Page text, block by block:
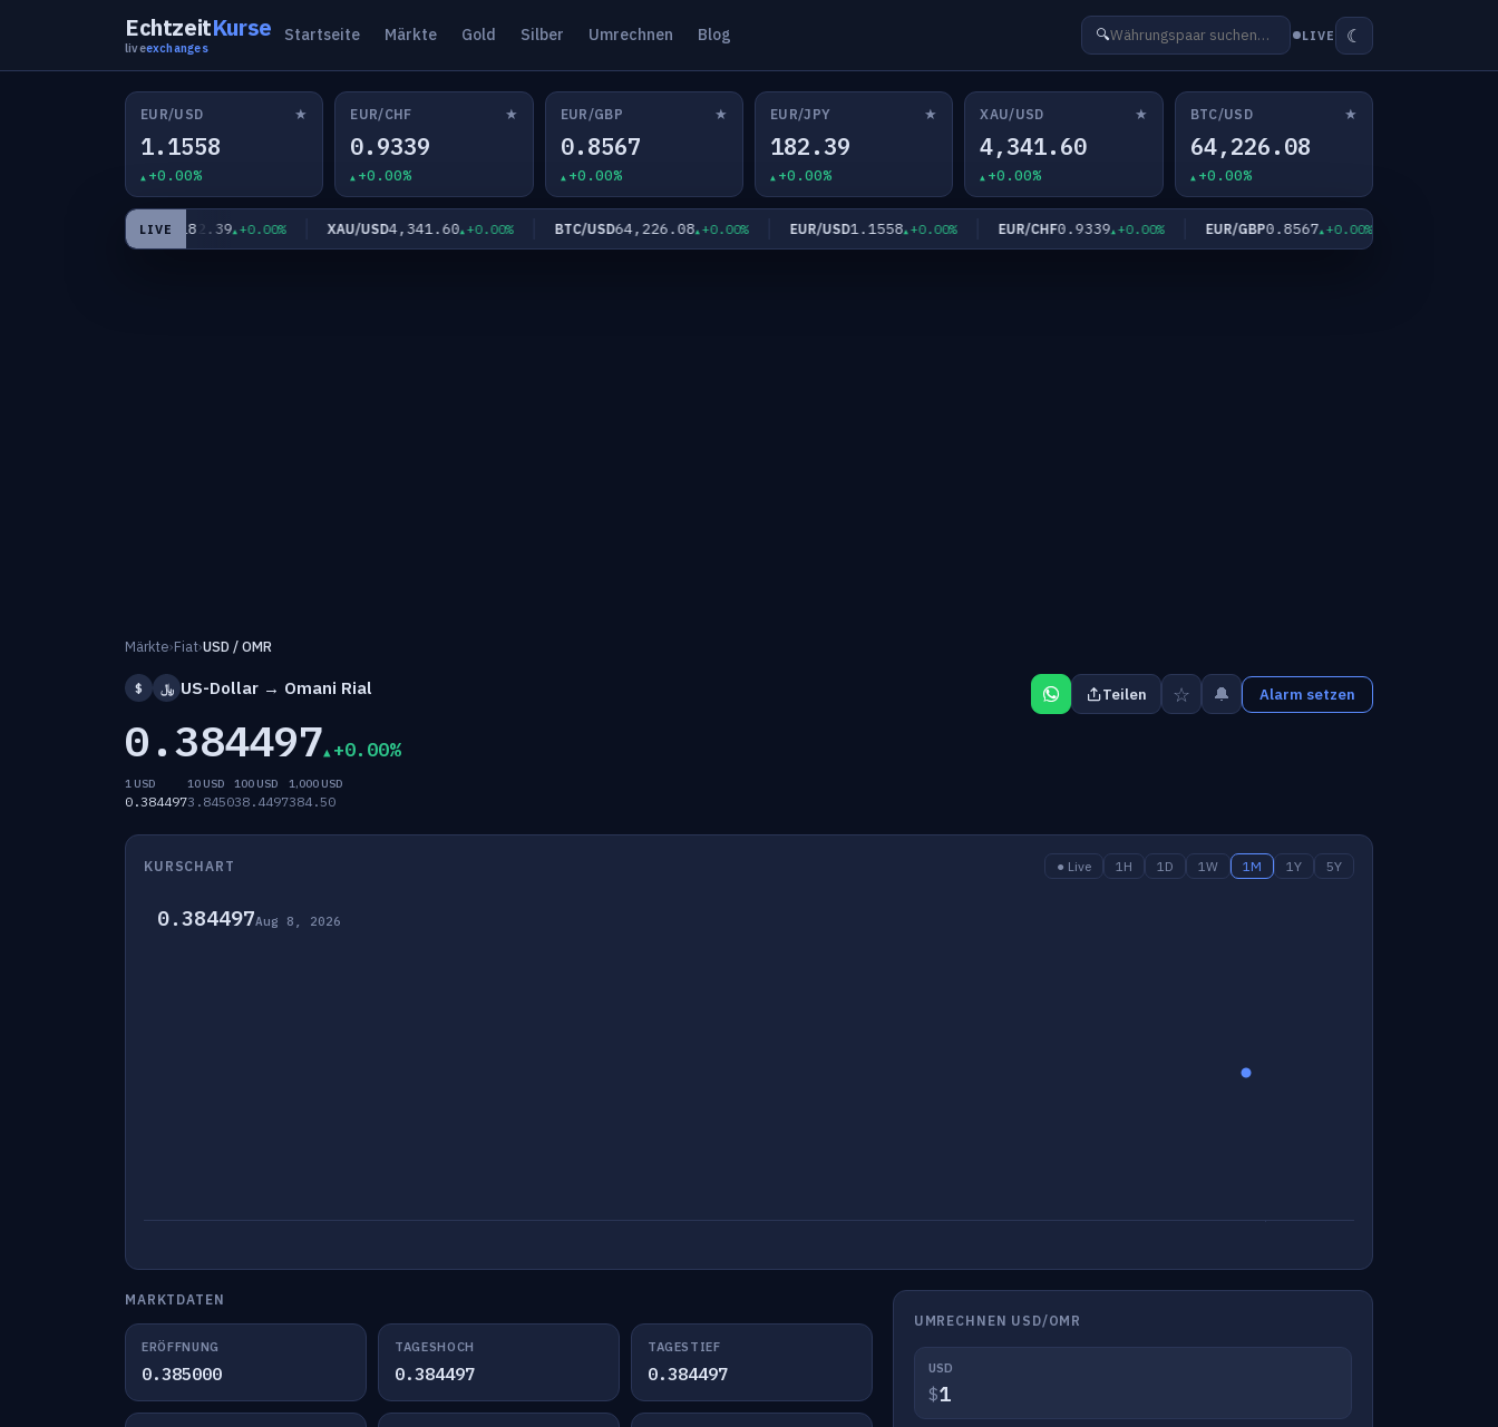
EchtzeitKurse
liveexchanges
Startseite Märkte Gold Silber Umrechnen Blog 🔍 LIVE ☾
EUR/USD ★
1.1558
+0.00%
EUR/CHF ★
0.9339
+0.00%
EUR/GBP ★
0.8567
+0.00%
EUR/JPY ★
182.39
+0.00%
XAU/USD ★
4,341.60
+0.00%
BTC/USD ★
64,226.08
+0.00%
LIVE
EUR/JPY182.39 +0.00% XAU/USD4,341.60 +0.00% BTC/USD64,226.08 +0.00% EUR/USD1.1558 +0.00% EUR/CHF0.9339 +0.00% EUR/GBP0.8567 +0.00%
Märkte›Fiat›USD / OMR
$ ﷼ US-Dollar → Omani Rial
0.384497 +0.00%
1 USD
0.384497
10 USD
3.8450
100 USD
38.4497
1,000 USD
384.50
Teilen ☆ 🔔 Alarm setzen
KURSCHART ● Live 1H 1D 1W 1M 1Y 5Y
0.384497Aug 8, 2026
MARKTDATEN
ERÖFFNUNG
0.385000
TAGESHOCH
0.384497
TAGESTIEF
0.384497
UMRECHNEN USD/OMR
USD
$